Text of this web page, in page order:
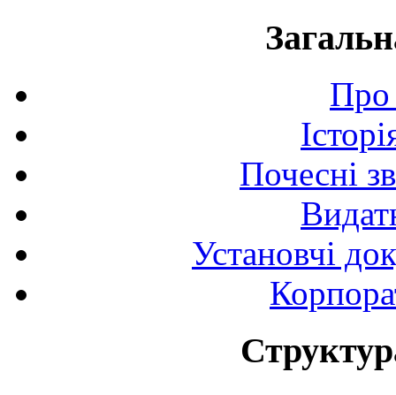
Про
Почесні
Установчі